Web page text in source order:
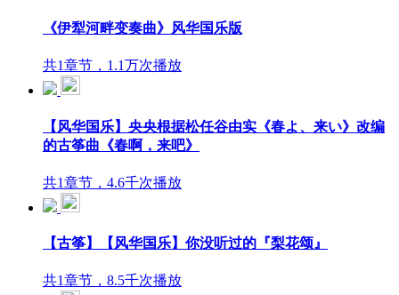
《伊犁河畔变奏曲》风华国乐版
共1章节，1.1万次播放
【风华国乐】央央根据松任谷由实《春よ、来い》改编
的古筝曲《春啊，来吧》
共1章节，4.6千次播放
【古筝】【风华国乐】你没听过的『梨花颂』
共1章节，8.5千次播放